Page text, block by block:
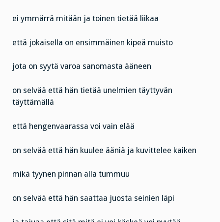
ei ymmärrä mitään ja toinen tietää liikaa
että jokaisella on ensimmäinen kipeä muisto
jota on syytä varoa sanomasta ääneen
on selvää että hän tietää unelmien täyttyvän
täyttämällä
että hengenvaarassa voi vain elää
on selvää että hän kuulee ääniä ja kuvittelee kaiken
mikä tyynen pinnan alla tummuu
on selvää että hän saattaa juosta seinien läpi